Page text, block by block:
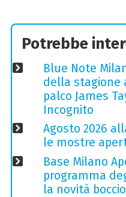
Potrebbe
Blue Note
della stagione
palco James
Incognito
Agosto 2026
le mostre
Base Milano
programma
la novità